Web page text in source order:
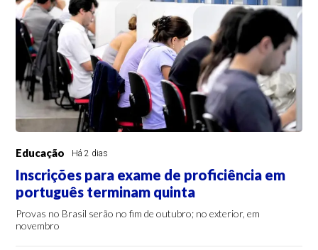
Educação Há 2 dias
Inscrições para exame de proficiência em
português terminam quinta
Provas no Brasil serão no fim de outubro; no exterior, em
novembro